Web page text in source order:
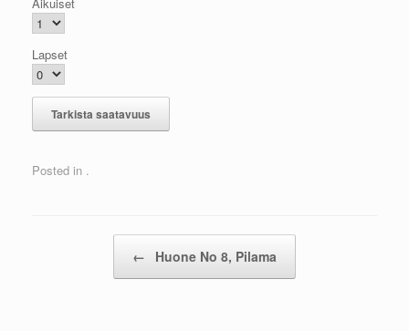
Lapset
Posted in .
← Huone No 8, Pilama